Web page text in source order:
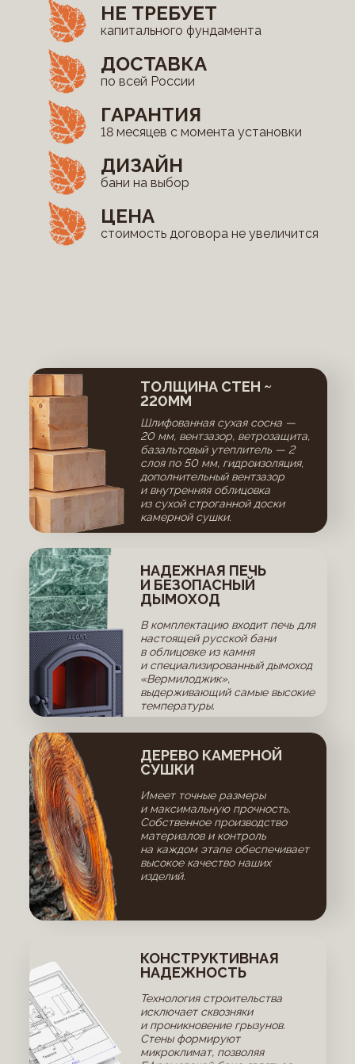
НЕ ТРЕБУЕТ
капитального фундамента
ДОСТАВКА
по всей России
ГАРАНТИЯ
18 месяцев с момента установки
ДИЗАЙН
бани на выбор
ЦЕНА
стоимость договора не увеличится
ТОЛЩИНА СТЕН ~
220ММ
Шлифованная сухая сосна —
20 мм, вентзазор, ветрозащита,
базальтовый утеплитель — 2
слоя по 50 мм, гидроизоляция,
дополнительный вентзазор
и внутренняя облицовка
из сухой строганной доски
камерной сушки.
В комплектацию входит печь для
настоящей русской бани
в облицовке из камня
и специализированный дымоход
«Вермилоджик»,
выдерживающий самые высокие
температуры.
НАДЕЖНАЯ ПЕЧЬ
И БЕЗОПАСНЫЙ
ДЫМОХОД
ДЕРЕВО КАМЕРНОЙ
СУШКИ
Имеет точные размеры
и максимальную прочность.
Собственное производство
материалов и контроль
на каждом этапе обеспечивает
высокое качество наших
изделий.
Технология строительства
исключает сквозняки
и проникновение грызунов.
Стены формируют
микроклимат, позволяя
КОНСТРУКТИВНАЯ
НАДЕЖНОСТЬ